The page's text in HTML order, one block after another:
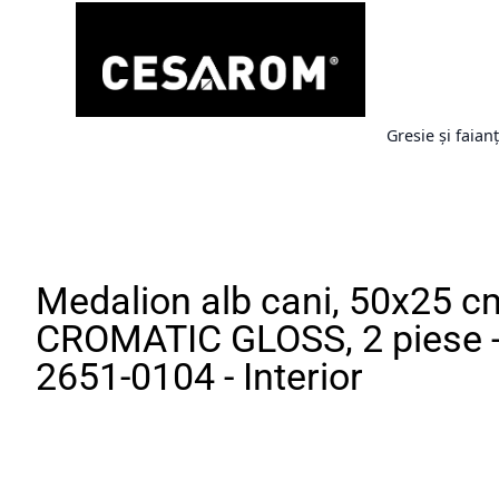
Gresie și
Medalion alb cani, 50x25
CROMATIC GLOSS, 2 piese
2651-0104 - Interior